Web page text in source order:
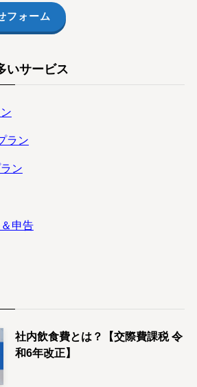
フォーム
いサービス
ラン
ン
申告
社内飲食費とは？【交際費課税 令
和6年改正】